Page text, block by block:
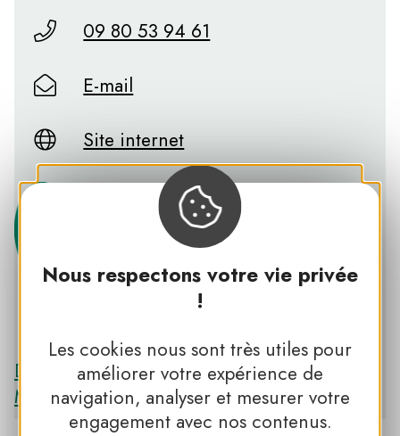
Nous respectons votre vie privée
!
Les cookies nous sont très utiles pour
améliorer votre expérience de
navigation, analyser et mesurer votre
engagement avec nos contenus.
09 80 53 94 61
E-mail
Site internet
Découvrir le PNR DU GOLFE DU
MORBIHAN